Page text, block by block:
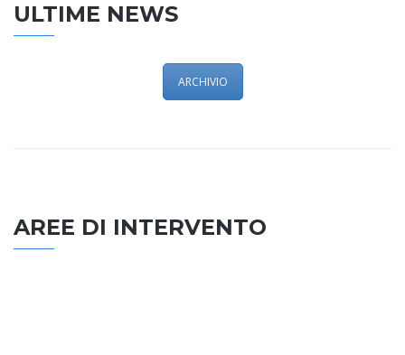
ULTIME NEWS
ARCHIVIO
AREE DI INTERVENTO